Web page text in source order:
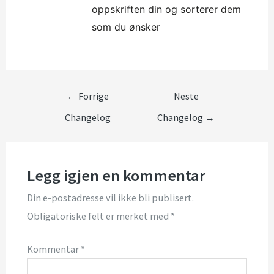
oppskriften din og sorterer dem
som du ønsker
← Forrige
Changelog
Neste
Changelog →
Legg igjen en kommentar
Din e-postadresse vil ikke bli publisert.
Obligatoriske felt er merket med *
Kommentar *